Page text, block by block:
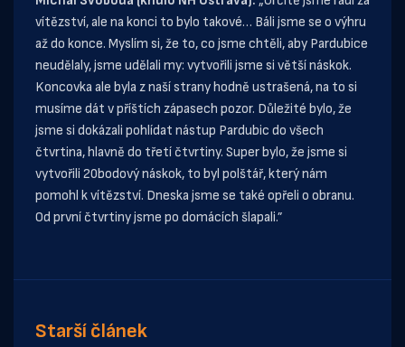
vítězství, ale na konci to bylo takové… Báli jsme se o výhru
až do konce. Myslím si, že to, co jsme chtěli, aby Pardubice
neudělaly, jsme udělali my: vytvořili jsme si větší náskok.
Koncovka ale byla z naší strany hodně ustrašená, na to si
musíme dát v příštích zápasech pozor. Důležité bylo, že
jsme si dokázali pohlídat nástup Pardubic do všech
čtvrtina, hlavně do třetí čtvrtiny. Super bylo, že jsme si
vytvořili 20bodový náskok, to byl polštář, který nám
pomohl k vítězství. Dneska jsme se také opřeli o obranu.
Od první čtvrtiny jsme po domácích šlapali.”
Starší článek